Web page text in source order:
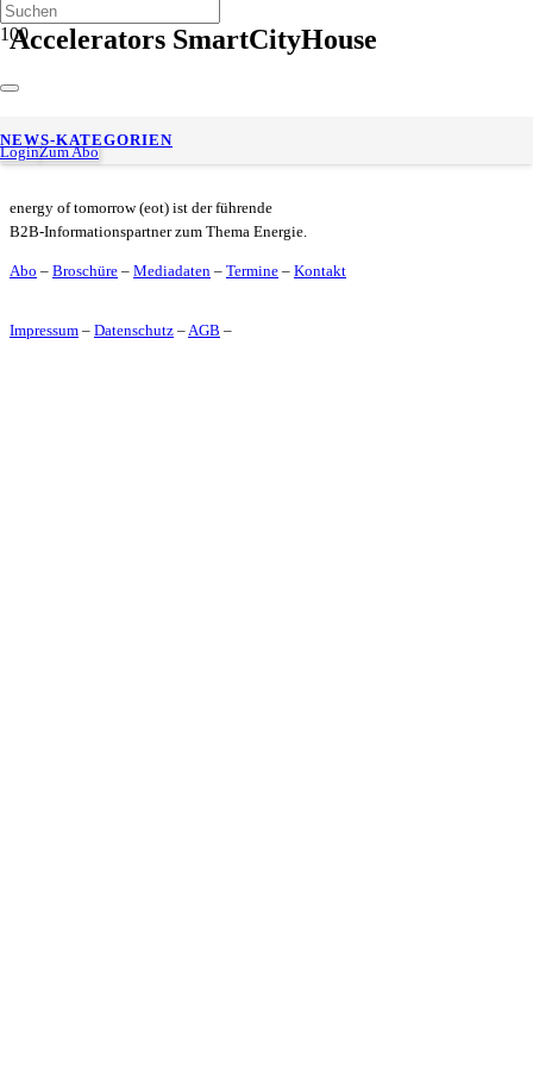
LoginZum Abo
NEWS-KATEGORIEN
Accelerators SmartCityHouse
Cloud-Plattform 14 degrees digitalisiert THG-Quotenhandel
energy of tomorrow (eot) ist der führende
B2B-Informationspartner zum Thema Energie.
Abo – Broschüre – Mediadaten – Termine – Kontakt
Impressum – Datenschutz –AGB –